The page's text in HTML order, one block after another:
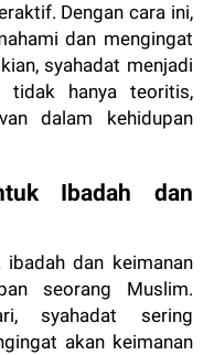
Dengan cara ini,
dan mengingat
syahadat menjadi
tidak hanya teoritis,
dalam kehidupan
Ibadah dan
dan keimanan
seorang Muslim.
syahadat sering
akan keimanan